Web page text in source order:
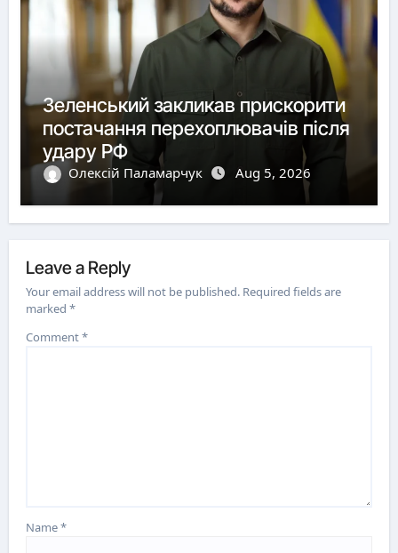
Зеленський закликав прискорити
постачання перехоплювачів після
удару РФ
Олексій Паламарчук Aug 5, 2026
Leave a Reply
Your email address will not be published. Required fields are
marked*
Comment*
Name*